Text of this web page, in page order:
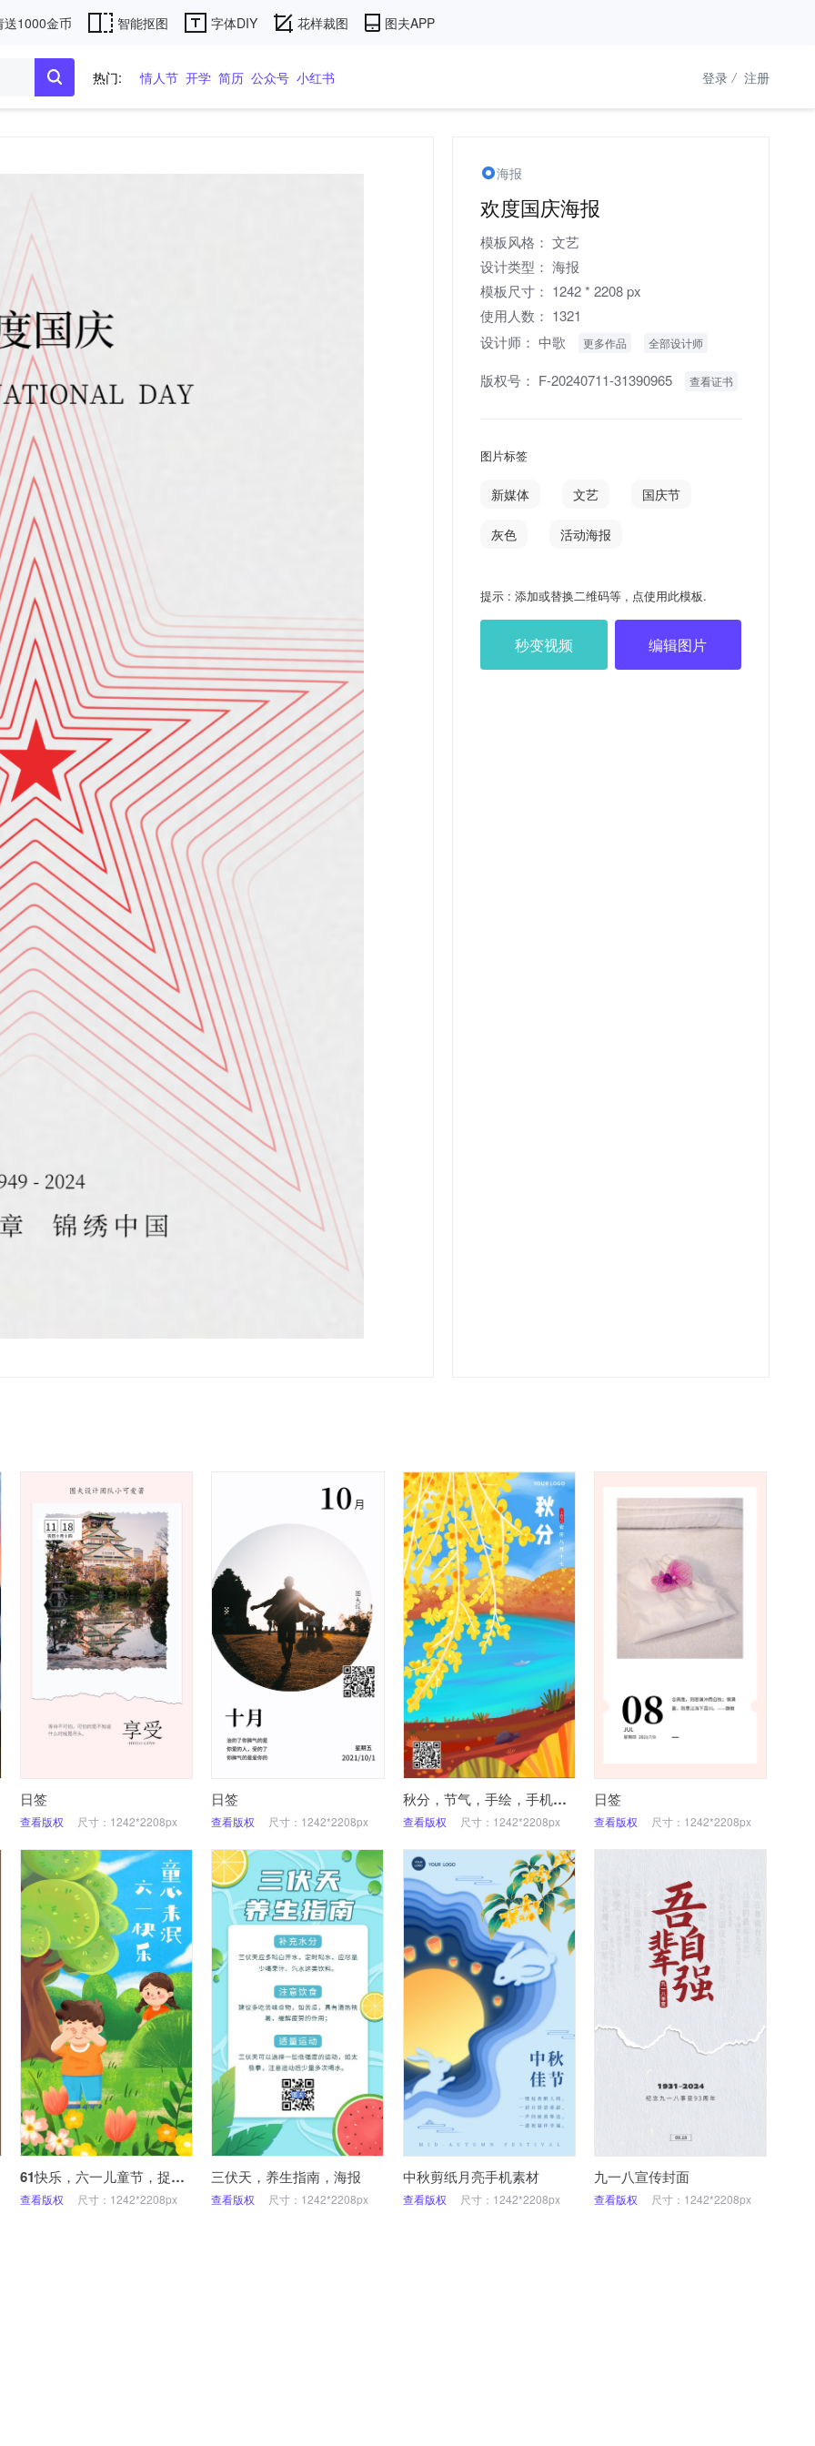
送1000金币 智能抠图 字体DIY 花样裁图 图夫APP
热门: 情人节 开学 简历 公众号 小红书 登录 / 注册
海报
欢度国庆海报
模板风格： 文艺
设计类型： 海报
模板尺寸： 1242 * 2208 px
使用人数： 1321
设计师： 中歌 更多作品 全部设计师
版权号： F-20240711-31390965 查看证书
图片标签
新媒体 文艺 国庆节
灰色 活动海报
提示 : 添加或替换二维码等 , 点使用此模板.
秒变视频 编辑图片
日签
查看版权 尺寸：1242*2208px
日签
查看版权 尺寸：1242*2208px
秋分，节气，手绘，手机海报
查看版权 尺寸：1242*2208px
日签
查看版权 尺寸：1242*2208px
61快乐，六一儿童节，捉迷藏，插画，手机海报
查看版权 尺寸：1242*2208px
三伏天，养生指南，海报
查看版权 尺寸：1242*2208px
中秋剪纸月亮手机素材
查看版权 尺寸：1242*2208px
九一八宣传封面
查看版权 尺寸：1242*2208px